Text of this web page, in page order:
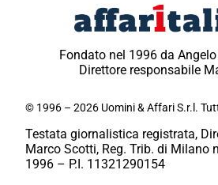
Fondato nel 1996 da
Direttore responsabile
© 1996 – 2026 Uomini & Affari S.r.l.
Testata giornalistica registrata,
Marco Scotti, Reg. Trib. di Milano
1996 – P.I. 11321290154